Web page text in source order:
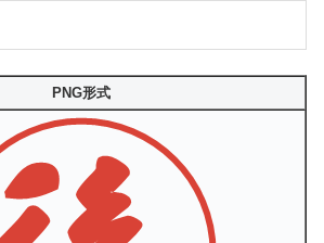
PNG形式